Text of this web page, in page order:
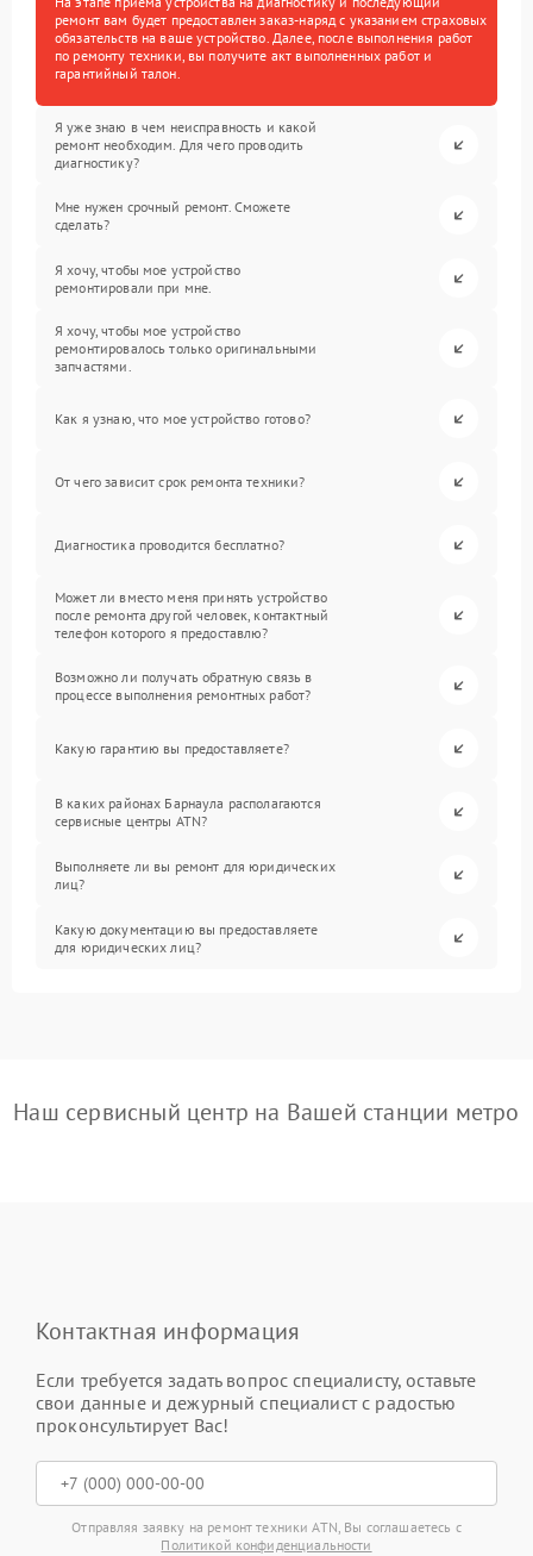
ремонт вам будет предоставлен заказ-наряд с указанием страховых
обязательств на ваше устройство. Далее, после выполнения работ
по ремонту техники, вы получите акт выполненных работ и
гарантийный талон.
Я уже знаю в чем неисправность и какой
ремонт необходим. Для чего проводить
диагностику?
Мне нужен срочный ремонт. Сможете
сделать?
Я хочу, чтобы мое устройство
ремонтировали при мне.
Я хочу, чтобы мое устройство
ремонтировалось только оригинальными
запчастями.
Как я узнаю, что мое устройство готово?
От чего зависит срок ремонта техники?
Диагностика проводится бесплатно?
Может ли вместо меня принять устройство
после ремонта другой человек, контактный
телефон которого я предоставлю?
Возможно ли получать обратную связь в
процессе выполнения ремонтных работ?
Какую гарантию вы предоставляете?
В каких районах Барнаула располагаются
сервисные центры ATN?
Выполняете ли вы ремонт для юридических
лиц?
Какую документацию вы предоставляете
для юридических лиц?
Наш сервисный центр на Вашей станции метро
Контактная информация
Если требуется задать вопрос специалисту, оставьте
свои данные и дежурный специалист с радостью
проконсультирует Вас!
Отправляя заявку на ремонт техники ATN, Вы соглашаетесь с
Политикой конфиденциальности